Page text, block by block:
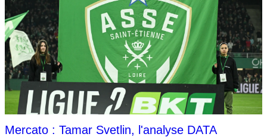
Mercato : Tamar Svetlin, l'analyse DATA